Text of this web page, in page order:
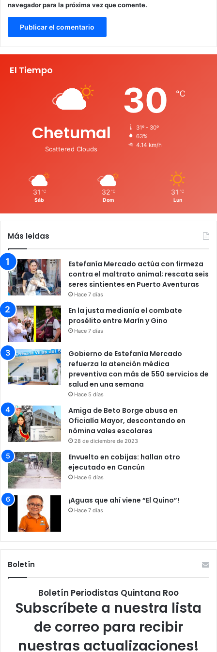
navegador para la próxima vez que comente.
El Tiempo
Chetumal
Scattered Clouds
30 ℃
31º - 30º
63%
4.14 km/h
31 ℃
Sáb
32 ℃
Dom
31 ℃
Lun
Más leidas
Estefanía Mercado actúa con firmeza
contra el maltrato animal; rescata seis
seres sintientes en Puerto Aventuras
Hace 7 días
En la justa medianía el combate
prosélito entre Marín y Gino
Hace 7 días
Gobierno de Estefanía Mercado
refuerza la atención médica
preventiva con más de 550 servicios de
salud en una semana
Hace 5 días
Amiga de Beto Borge abusa en
Oficialía Mayor, descontando en
nómina vales escolares
28 de diciembre de 2023
Envuelto en cobijas: hallan otro
ejecutado en Cancún
Hace 6 días
¡Aguas que ahí viene “El Quino”!
Hace 7 días
Boletín
Boletín Periodistas Quintana Roo
Subscríbete a nuestra lista
de correo para recibir
nuestras actualizaciones!